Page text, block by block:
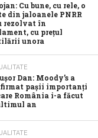
Cu bune, cu rele, o
din jaloanele PNRR
rezolvat în
cu prețul
unora
Dan: Moody’s a
pașii importanți
România i-a făcut
an